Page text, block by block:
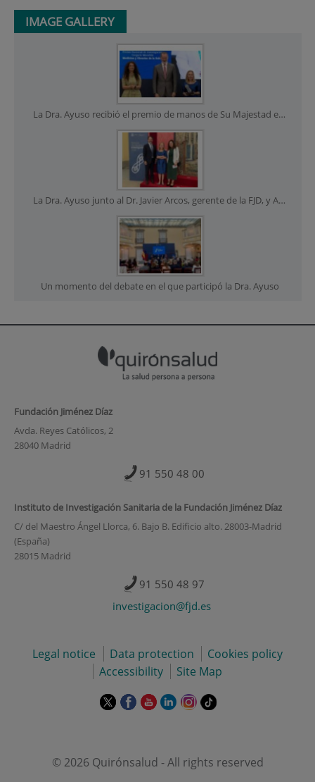
IMAGE GALLERY
La Dra. Ayuso recibió el premio de manos de Su Majestad el Rey
La Dra. Ayuso junto al Dr. Javier Arcos, gerente de la FJD, y Amaya Mendikoetxea, rectora de la UAM, tras recibir el galardón
Un momento del debate en el que participó la Dra. Ayuso
Fundación Jiménez Díaz
Avda. Reyes Católicos, 2
28040 Madrid
91 550 48 00
Instituto de Investigación Sanitaria de la Fundación Jiménez Díaz
C/ del Maestro Ángel Llorca, 6. Bajo B. Edificio alto. 28003-Madrid
(España)
28015 Madrid
91 550 48 97
investigacion@fjd.es
Legal notice Data protection
Cookies policy
Accessibility
Site Map
This
in
This
in
This
in
This
in
This
in
Link
© 2026 Quirónsalud - All rights reserved